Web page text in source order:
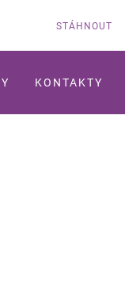
STÁHNOUT
KONTAKTY